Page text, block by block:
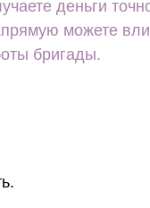
деньги
можете
бригады.